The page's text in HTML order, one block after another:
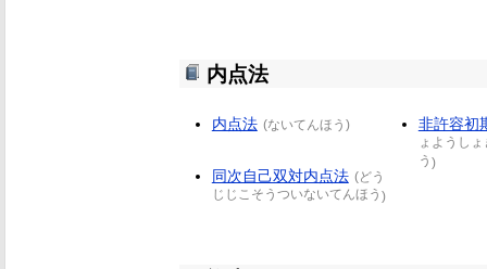
内点法
内点法 (ないてんほう )
非許容初
ょようし
う )
同次自己双対内点法 (どう
じじこそうついないてんほう )